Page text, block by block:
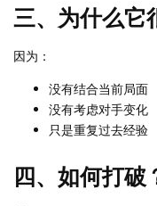
三、为什么它
因为：
没有结合当前局面
没有考虑对手变化
只是重复过去经验
四、如何打破